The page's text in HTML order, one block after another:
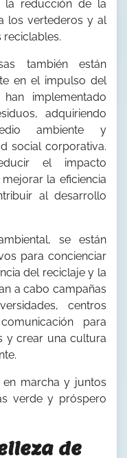
la reducción de la
los vertederos y al
también están
en el impulso del
implementado
adquiriendo
ambiente y
social corporativa.
el impacto
la eficiencia
al desarrollo
se están
para concienciar
del reciclaje y la
a cabo campañas
centros
para
y crear una cultura
en marcha y juntos
verde y próspero
de